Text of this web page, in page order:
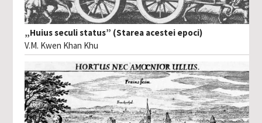
„Huius seculi status” (Starea acestei epoci)
V.M. Kwen Khan Khu